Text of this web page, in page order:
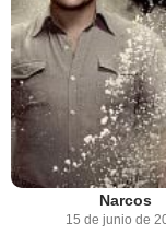
Narcos
15 de junio de